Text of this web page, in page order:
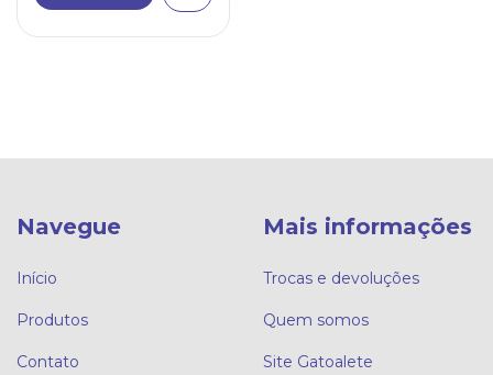
Navegue
Início
Produtos
Contato
Mais informações
Trocas e devoluções
Quem somos
Site Gatoalete